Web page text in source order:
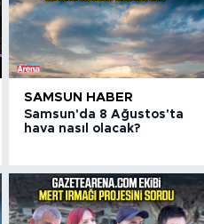
SAMSUN HABER
Samsun'da 8 Ağustos'ta
hava nasıl olacak?